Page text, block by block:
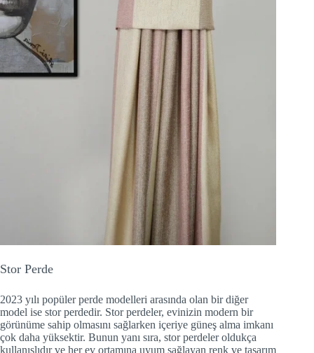
Stor Perde
2023 yılı popüler perde modelleri arasında olan bir diğer
model ise stor perdedir. Stor perdeler, evinizin modern bir
görünüme sahip olmasını sağlarken içeriye güneş alma imkanı
çok daha yüksektir. Bunun yanı sıra, stor perdeler oldukça
kullanışlıdır ve her ev ortamına uyum sağlayan renk ve tasarım